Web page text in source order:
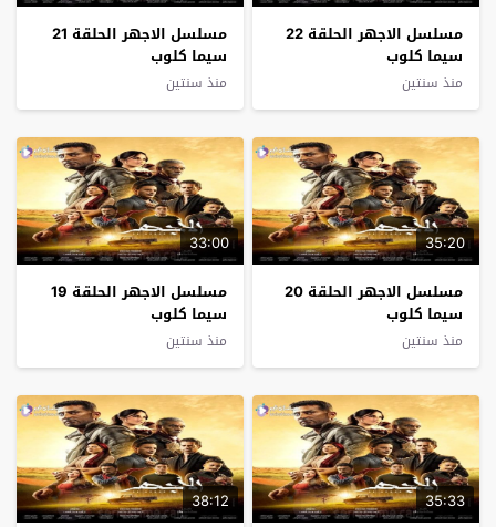
مسلسل الاجهر الحلقة 22
سيما كلوب
منذ سنتين
مسلسل الاجهر الحلقة 21
سيما كلوب
منذ سنتين
35:20
مسلسل الاجهر الحلقة 20
سيما كلوب
منذ سنتين
33:00
مسلسل الاجهر الحلقة 19
سيما كلوب
منذ سنتين
35:33
38:12